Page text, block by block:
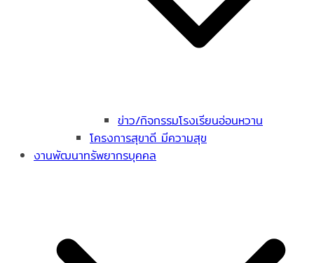
ข่าว/กิจกรรมโรงเรียนอ่อนหวาน
โครงการสุขาดี มีความสุข
งานพัฒนาทรัพยากรบุคคล